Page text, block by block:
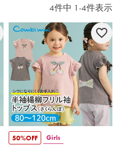
4件中 1 -4件表示
50%OFF Girls